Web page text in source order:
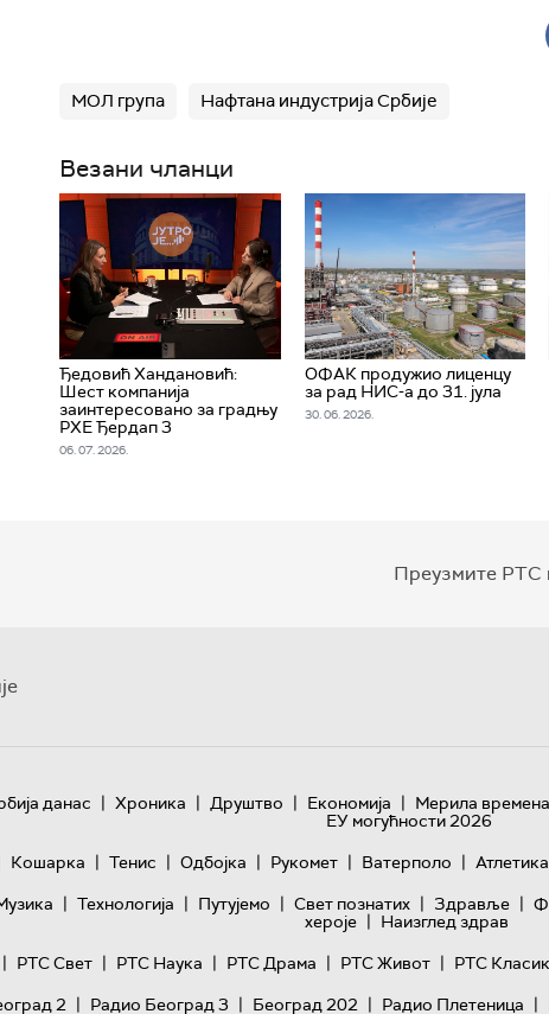
МОЛ група Нафтана индустрија Србије
Везани чланци
Ђедовић Хандановић:
Шест компанија
заинтересовано за градњу
РХЕ Ђердап 3
06. 07. 2026.
ОФАК продужио лиценцу
за рад НИС-а до 31. јула
30. 06. 2026.
Преузмите РТС
данас | Хроника | Друштво | Економија | Мерила времена
ЕУ могућности 2026
Кошарка | Тенис | Одбојка | Рукомет | Ватерполо | Атлетика
| Технологијa | Путујемо | Свет познатих | Здравље |
хероје | Наизглед здрав
| РТС Свет | РТС Наука | РТС Драма | РТС Живот | РТС
2 | Радио Београд 3 | Београд 202 | Радио Плетеница |